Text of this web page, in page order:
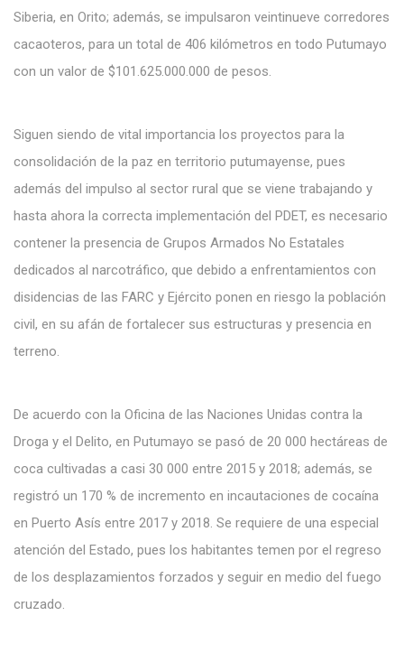
Siberia, en Orito; además, se impulsaron veintinueve corredores
cacaoteros, para un total de 406 kilómetros en todo Putumayo
con un valor de $101.625.000.000 de pesos.
Siguen siendo de vital importancia los proyectos para la
consolidación de la paz en territorio putumayense, pues
además del impulso al sector rural que se viene trabajando y
hasta ahora la correcta implementación del PDET, es necesario
contener la presencia de Grupos Armados No Estatales
dedicados al narcotráfico, que debido a enfrentamientos con
disidencias de las FARC y Ejército ponen en riesgo la población
civil, en su afán de fortalecer sus estructuras y presencia en
terreno.
De acuerdo con la Oficina de las Naciones Unidas contra la
Droga y el Delito, en Putumayo se pasó de 20 000 hectáreas de
coca cultivadas a casi 30 000 entre 2015 y 2018; además, se
registró un 170 % de incremento en incautaciones de cocaína
en Puerto Asís entre 2017 y 2018. Se requiere de una especial
atención del Estado, pues los habitantes temen por el regreso
de los desplazamientos forzados y seguir en medio del fuego
cruzado.